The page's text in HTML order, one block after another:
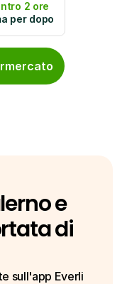
2 ore
per dopo
e
di
sull'app Everli